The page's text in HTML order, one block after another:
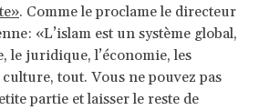
. Comme le proclame le directeur
«L’islam est un système global,
le juridique, l’économie, les
culture, tout. Vous ne pouvez pas
partie et laisser le reste de